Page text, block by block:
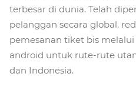
terbesar di dunia. Telah
pelanggan secara global.
pemesanan tiket bis
android untuk rute-rute
dan Indonesia.